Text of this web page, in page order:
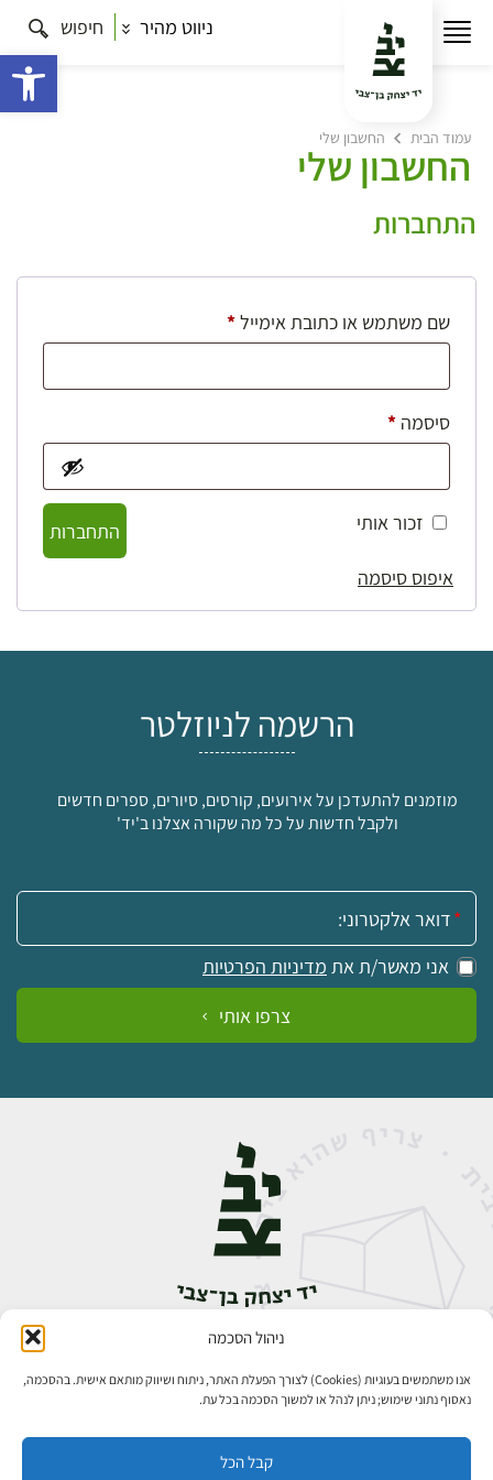
ניהול הסכמה
אנו משתמשים בעוגיות (Cookies) לצורך הפעלת האתר, ניתוח ושיווק מותאם אישית. בהסכמה,
נאסוף נתוני שימוש; ניתן לנהל או למשוך הסכמה בכל עת.
קבל הכל
ניווט מהיר חיפוש
עמוד הבית החשבון שלי
החשבון שלי
התחברות
שם משתמש או כתובת אימייל*חובה
סיסמה *חובה
זכור אותי
התחברות
איפוס סיסמה
הרשמה לניוזלטר
מוזמנים להתעדכן על אירועים, קורסים, סיורים, ספרים חדשים
ולקבל חדשות על כל מה שקורה אצלנו ב'יד'
אימייל:
אני מאשר/ת את מדיניות הפרטיות
צרפו אותי
אבן גבירול 14, רחביה, ירושלים